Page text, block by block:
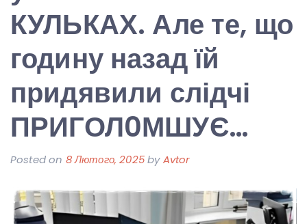
КУЛЬКАХ. Але те, що
годину назад їй
придявили слідчі
ПРИГОЛ0МШУЄ…
Posted on 8 Лютого, 2025byAvtor